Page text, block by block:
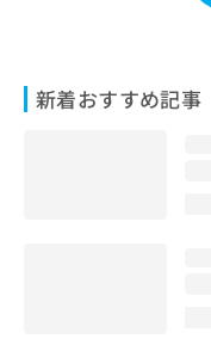
新着おすすめ記事
合
わ